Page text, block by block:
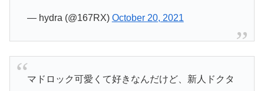
— hydra (@167RX) October 20, 2021
マドロック可愛くて好きなんだけど、新人ドクタ